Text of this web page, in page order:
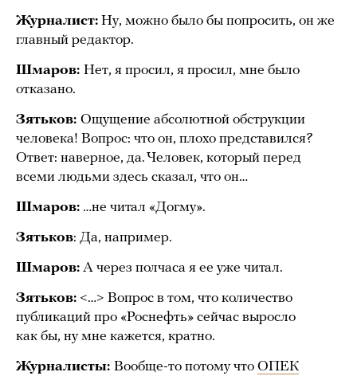
Журналист: Ну, можно было бы попросить, он же
главный редактор.
Шмаров: Нет, я просил, я просил, мне было
отказано.
Зятьков: Ощущение абсолютной обструкции
человека! Вопрос: что он, плохо представился?
Ответ: наверное, да. Человек, который перед
всеми людьми здесь сказал, что он…
Шмаров: …не читал «Догму».
Зятьков: Да, например.
Шмаров: А через полчаса я ее уже читал.
Зятьков: <…> Вопрос в том, что количество
публикаций про «Роснефть» сейчас выросло
как бы, ну мне кажется, кратно.
Журналисты: Вообще-то потому что ОПЕК